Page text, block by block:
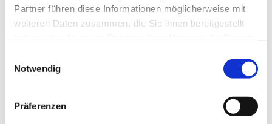
Partner führen diese Informationen möglicherweise mit
weiteren Daten zusammen, die Sie ihnen bereitgestellt
Notwendig
Präferenzen